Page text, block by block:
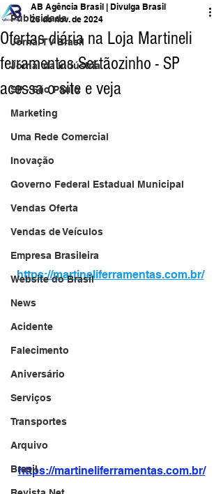
Publicidade
Jornal TV Brasil
Jornal da Indústria
SP - São Paulo
Marketing
Uma Rede Comercial
Inovação
Governo Federal Estadual Municipal
Vendas Oferta
Vendas de Veículos
Empresa Brasileira
Website do Brasil
News
Acidente
Falecimento
Aniversário
Serviços
Transportes
Arquivo
Brasil
Ofertas diária na Loja Martineli
ferramentas Sertãozinho - SP
acessa o site e veja
AB Agência Brasil | Divulga Brasil
25 de nov. de 2024
https://martineliferramentas.com.br/
https://martineliferramentas.com.br/